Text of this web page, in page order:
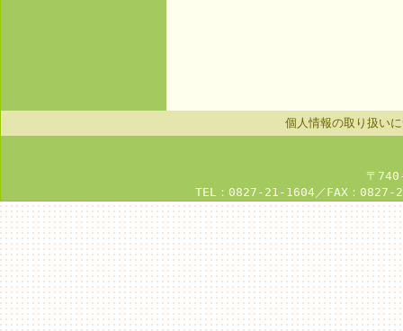
個人情報の取り扱い
〒
TEL：0827-21-1604／FAX：